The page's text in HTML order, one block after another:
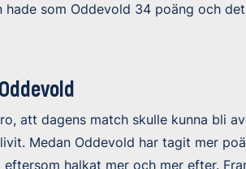
hade som Oddevold 34 poäng och
att dagens match skulle kunna bli
Medan Oddevold har tagit mer
eftersom halkat mer och mer efter.